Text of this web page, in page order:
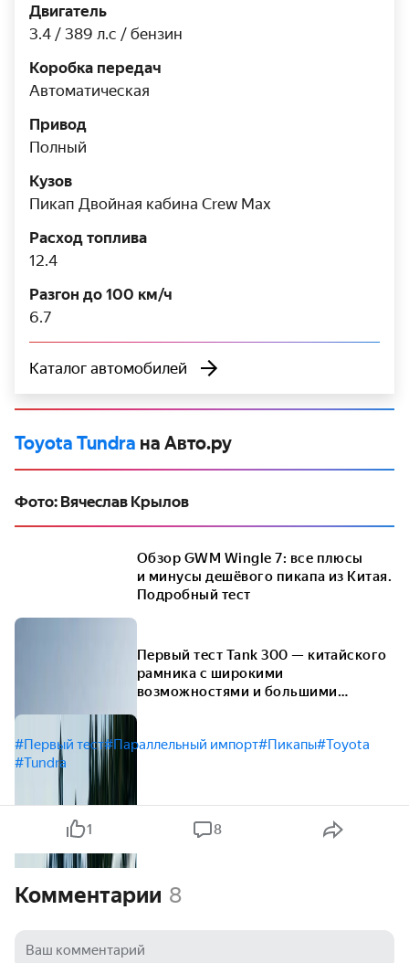
Двигатель
3.4 / 389 л.с / бензин
Коробка передач
Автоматическая
Привод
Полный
Кузов
Пикап Двойная кабина Crew Max
Расход топлива
12.4
Разгон до 100 км/ч
6.7
Каталог автомобилей
Toyota Tundra на Авто.ру
Фото: Вячеслав Крылов
Обзор GWM Wingle 7: все плюсы
и минусы дешёвого пикапа из Китая.
Подробный тест
Первый тест Tank 300 — китайского
рамника с широкими
возможностями и большими
#Первый тест#Параллельный импорт#Пикапы#Toyota
#Tundra
1 8
Комментарии 8